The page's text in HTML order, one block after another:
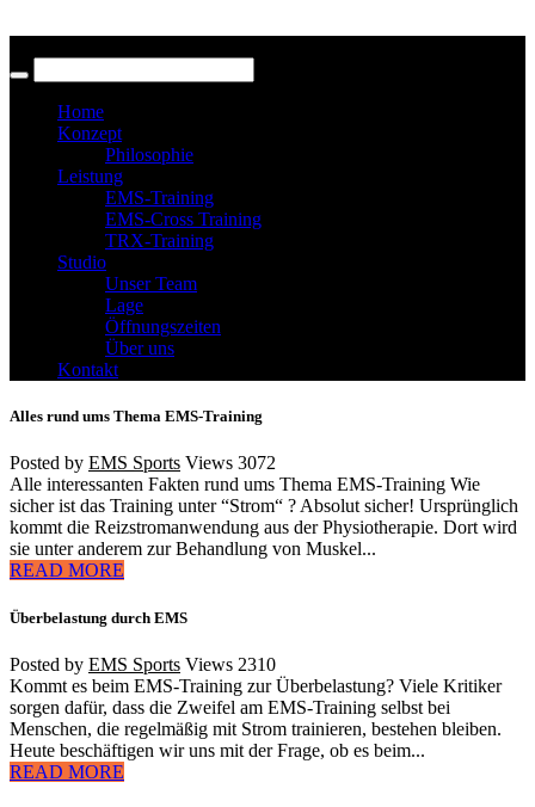
Home
Konzept
Philosophie
Leistung
EMS-Training
EMS-Cross Training
TRX-Training
Studio
Unser Team
Lage
Öffnungszeiten
Über uns
Kontakt
Alles rund ums Thema EMS-Training
Posted by EMS Sports Views 3072
Alle interessanten Fakten rund ums Thema EMS-Training Wie
sicher ist das Training unter “Strom“ ? Absolut sicher! Ursprünglich
kommt die Reizstromanwendung aus der Physiotherapie. Dort wird
sie unter anderem zur Behandlung von Muskel...
READ MORE
Überbelastung durch EMS
Posted by EMS Sports Views 2310
Kommt es beim EMS-Training zur Überbelastung? Viele Kritiker
sorgen dafür, dass die Zweifel am EMS-Training selbst bei
Menschen, die regelmäßig mit Strom trainieren, bestehen bleiben.
Heute beschäftigen wir uns mit der Frage, ob es beim...
READ MORE